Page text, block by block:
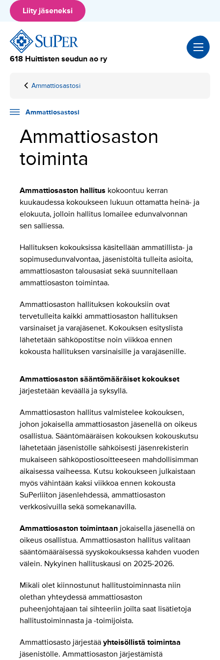
Hyppää
sisältöön
Liity jäseneksi
618 Huittisten seudun ao ry
Home
Ammattiosastosi
Ammattiosaston
Ammattiosastosi
Ammattiosaston
toiminta
Ammattiosaston hallitus kokoontuu kerran
kuukaudessa kokoukseen lukuun ottamatta heinä- ja
elokuuta, jolloin hallitus lomailee edunvalvonnan
sen salliessa.
Hallituksen kokouksissa käsitellään ammatillista- ja
sopimusedunvalvontaa, jäsenistöltä tulleita asioita,
ammattiosaston talousasiat sekä suunnitellaan
ammattiosaston toimintaa.
Ammattiosaston hallituksen kokouksiin ovat
tervetulleita kaikki ammattiosaston hallituksen
varsinaiset ja varajäsenet. Kokouksen esityslista
lähetetään sähköpostitse noin viikkoa ennen
kokousta hallituksen varsinaisille ja varajäsenille.
Ammattiosaston sääntömääräiset kokoukset
järjestetään keväällä ja syksyllä.
Ammattiosaston hallitus valmistelee kokouksen,
johon jokaisella ammattiosaston jäsenellä on oikeus
osallistua. Sääntömääräisen kokouksen kokouskutsu
lähetetään jäsenistölle sähköisesti jäsenrekisterin
mukaiseen sähköpostiosoitteeseen mahdollisimman
aikaisessa vaiheessa. Kutsu kokoukseen julkaistaan
myös vähintään kaksi viikkoa ennen kokousta
SuPerliiton jäsenlehdessä, ammattiosaston
verkkosivuilla sekä somekanavilla.
Ammattiosaston toimintaan jokaisella jäsenellä on
oikeus osallistua. Ammattiosaston hallitus valitaan
sääntömääräisessä syyskokouksessa kahden vuoden
välein. Nykyinen hallituskausi on 2025-2026.
Mikäli olet kiinnostunut hallitustoiminnasta niin
olethan yhteydessä ammattiosaston
puheenjohtajaan tai sihteeriin joilta saat lisätietoja
hallitustoiminnasta ja -toimijoista.
Ammattiosasto järjestää yhteisöllistä toimintaa
jäsenistölle. Ammattiosaston järjestämistä